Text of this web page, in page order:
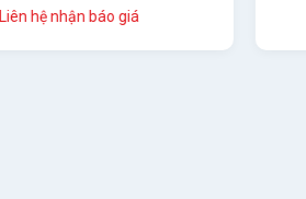
Hãng
Liên hệ nhận báo giá